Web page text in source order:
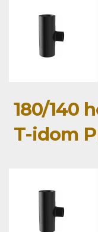
180/140
T-idom